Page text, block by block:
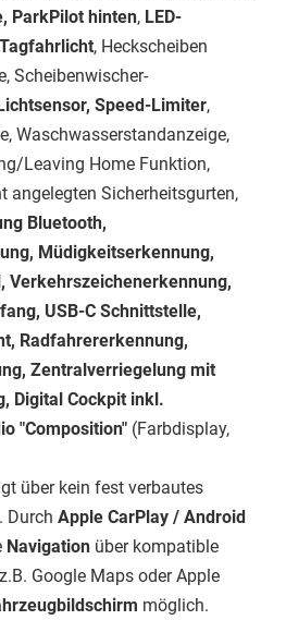
ParkPilot hinten, LED-
, Heckscheiben
Scheibenwischer-
Lichtsensor, Speed-Limiter,
Waschwasserstandanzeige,
Leaving Home Funktion,
angelegten Sicherheitsgurten,
Bluetooth,
Müdigkeitserkennung,
Verkehrszeichenerkennung,
USB-C Schnittstelle,
Radfahrererkennung,
Zentralverriegelung mit
Digital Cockpit inkl.
"Composition" (Farbdisplay,
über kein fest verbautes
Durch Apple CarPlay / Android
Navigation über kompatible
Google Maps oder Apple
möglich.